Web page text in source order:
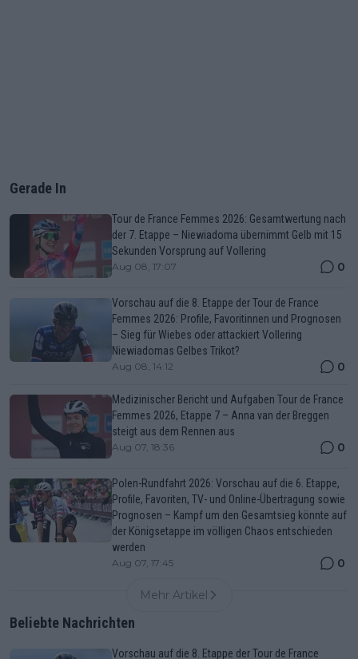
Gerade In
Tour de France Femmes 2026: Gesamtwertung nach
der 7. Etappe – Niewiadoma übernimmt Gelb mit 15
Sekunden Vorsprung auf Vollering
Aug 08, 17:07 0
Vorschau auf die 8. Etappe der Tour de France
Femmes 2026: Profile, Favoritinnen und Prognosen
– Sieg für Wiebes oder attackiert Vollering
Niewiadomas Gelbes Trikot?
Aug 08, 14:12 0
Medizinischer Bericht und Aufgaben Tour de France
Femmes 2026, Etappe 7 – Anna van der Breggen
steigt aus dem Rennen aus
Aug 07, 18:36 0
Polen-Rundfahrt 2026: Vorschau auf die 6. Etappe,
Profile, Favoriten, TV- und Online-Übertragung sowie
Prognosen – Kampf um den Gesamtsieg könnte auf
der Königsetappe im völligen Chaos entschieden
werden
Aug 07, 17:45 0
Mehr Artikel
Beliebte Nachrichten
Vorschau auf die 8. Etappe der Tour de France